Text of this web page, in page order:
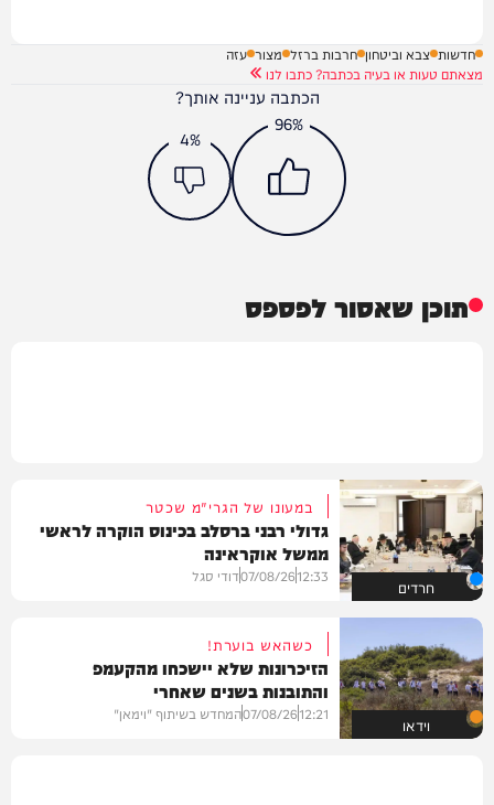
חדשות צבא וביטחון חרבות ברזל מצור עזה
מצאתם טעות או בעיה בכתבה? כתבו לנו
הכתבה עניינה אותך?
96%
4%
תוכן שאסור לפספס
חרדים
במעונו של הגרי"מ שכטר
גדולי רבני ברסלב בכינוס הוקרה לראשי
ממשל אוקראינה
12:33
07/08/26דודי סגל
וידאו
כשהאש בוערת!
הזיכרונות שלא יישכחו מהקעמפ
והתובנות בשנים שאחרי
12:21
07/08/26המחדש בשיתוף "וימאן"